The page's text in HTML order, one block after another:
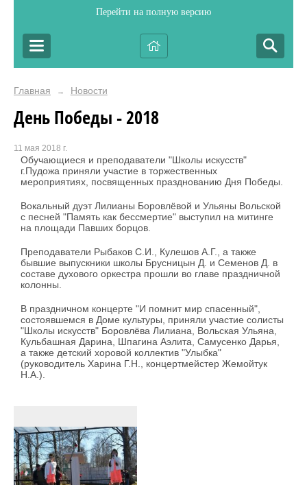
Перейти на полную версию
Главная → Новости
День Победы - 2018
11 мая 2018 г.
Обучающиеся и преподаватели "Школы искусств"
г.Пудожа приняли участие в торжественных
мероприятиях, посвященных празднованию Дня Победы.
Вокальный дуэт Лилианы Боровлёвой и Ульяны Вольской
с песней "Память как бессмертие" выступил на митинге
на площади Павших борцов.
Преподаватели Рыбаков С.И., Кулешов А.Г., а также
бывшие выпускники школы Брусницын Д. и Семенов Д. в
составе духового оркестра прошли во главе праздничной
колонны.
В праздничном концерте "И помнит мир спасенный",
состоявшемся в Доме культуры, приняли участие солисты
"Школы искусств" Боровлёва Лилиана, Вольская Ульяна,
Кульбашная Дарина, Шпагина Аэлита, Самусенко Дарья,
а также детский хоровой коллектив "Улыбка"
(руководитель Харина Г.Н., концертмейстер Жемойтук
Н.А.).